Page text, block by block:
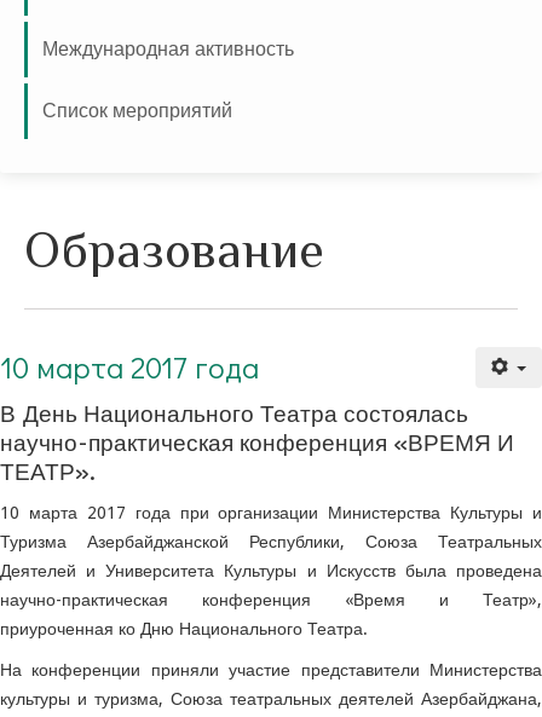
Международная активность
Список мероприятий
Образование
10 марта 2017 года
В День Национального Театра состоялась
научно-практическая конференция «ВРЕМЯ И
ТЕАТР».
10 марта 2017 года при организации Министерства Культуры и
Туризма Азербайджанской Республики, Союза Театральных
Деятелей и Университета Культуры и Искусств была проведена
научно-практическая конференция «Время и Театр»,
приуроченная ко Дню Национального Театра.
На конференции приняли участие представители Министерства
культуры и туризма, Союза театральных деятелей Азербайджана,